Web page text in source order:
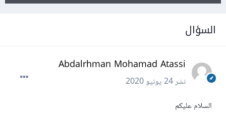
السؤال
Abdalrhman Mohamad Atassi
نشر24 يونيو 2020
السلام عليكم